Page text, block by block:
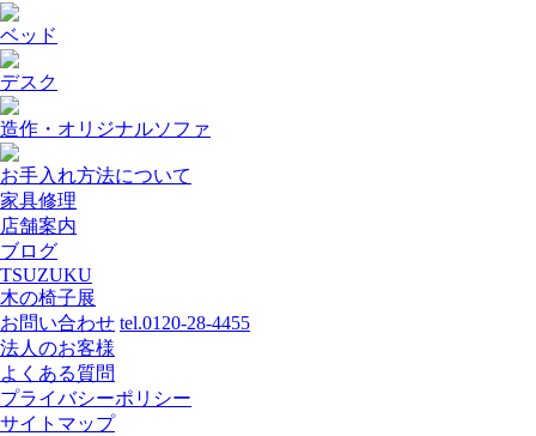
ベッド
デスク
造作・オリジナルソファ
お手入れ方法について
家具修理
店舗案内
ブログ
TSUZUKU
木の椅子展
お問い合わせ tel.0120-28-4455
法人のお客様
よくある質問
プライバシーポリシー
サイトマップ